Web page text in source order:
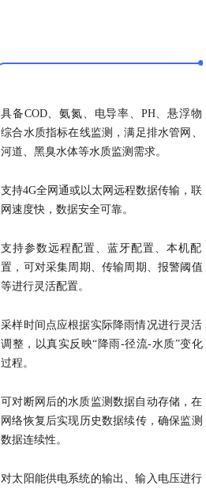
具备COD、氨氮、电导率、PH、悬浮物
综合水质指标在线监测，满足排水管网、
河道、黑臭水体等水质监测需求。
支持4G全网通或以太网远程数据传输，联
网速度快，数据安全可靠。
支持参数远程配置、蓝牙配置、本机配
置，可对采集周期、传输周期、报警阈值
等进行灵活配置。
采样时间点应根据实际降雨情况进行灵活
调整，以真实反映“降雨-径流-水质”变化
过程。
可对断网后的水质监测数据自动存储，在
网络恢复后实现历史数据续传，确保监测
数据连续性。
对太阳能供电系统的输出、输入电压进行